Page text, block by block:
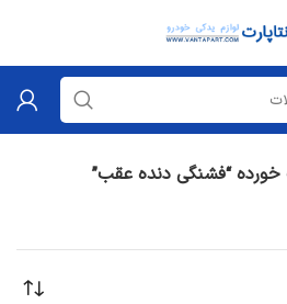
“فشنگی دنده عقب”